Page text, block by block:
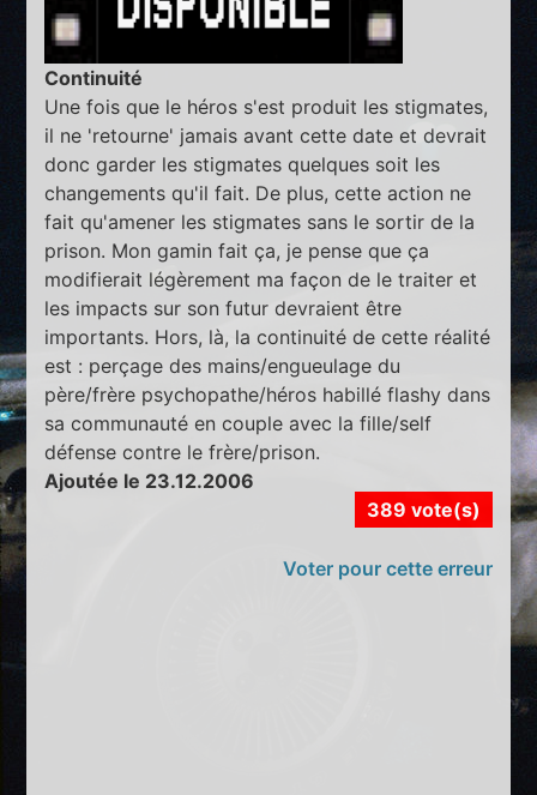
Continuité
Une fois que le héros s'est produit les stigmates,
il ne 'retourne' jamais avant cette date et devrait
donc garder les stigmates quelques soit les
changements qu'il fait. De plus, cette action ne
fait qu'amener les stigmates sans le sortir de la
prison. Mon gamin fait ça, je pense que ça
modifierait légèrement ma façon de le traiter et
les impacts sur son futur devraient être
importants. Hors, là, la continuité de cette réalité
est : perçage des mains/engueulage du
père/frère psychopathe/héros habillé flashy dans
sa communauté en couple avec la fille/self
défense contre le frère/prison.
Ajoutée le 23.12.2006
389 vote(s)
Voter pour cette erreur